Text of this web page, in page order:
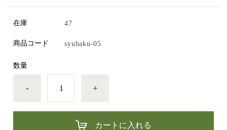
在庫 47
商品コード syuhaku-05
数量
- +
カートに入れる